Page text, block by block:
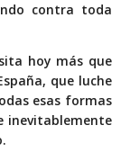
contra toda
hoy más que
que luche
esas formas
inevitablemente